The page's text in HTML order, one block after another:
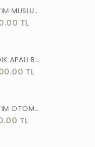
SAYIM MUSLUK BAĞLANTI ADAPTÖRÜ VE OTOMATİK 2 Lİ SET ADAPTÖR
TL
SADIK APALI BAĞ BUDAMA MAKASI BİTKİ BUDAMA MAKASI EL YAPIMI
TL
SAYIM OTOMATİK MUSLUK VE BATARYA BAGLANTI ADAPTÖRÜ 6 PARÇA SET
TL